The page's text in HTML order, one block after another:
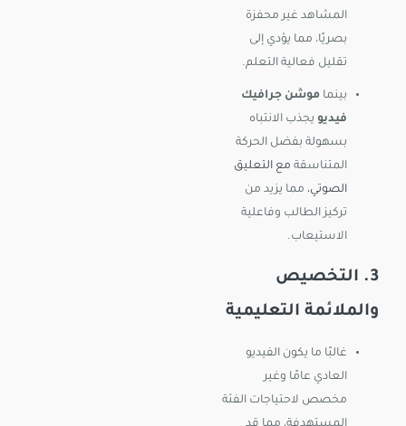
المشاهد غير محفزة
بصريًا، مما يؤدي إلى
تقليل فعالية التعلم.
بينما موشن جرافيك
فيديو يجذب الانتباه
بسهولة بفضل الحركة
المتناسقة مع التعليق
الصوتي، مما يزيد من
تركيز الطالب وفاعلية
الاستيعاب.
3. التخصيص
والملائمة التعليمية
غالبًا ما يكون الفيديو
العادي عامًا وغير
مخصص لاحتياجات الفئة